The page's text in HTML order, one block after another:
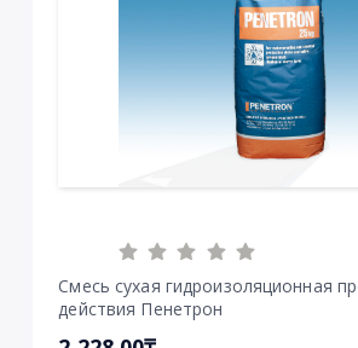
Смесь сухая гидроизоляционная
действия Пенетрон